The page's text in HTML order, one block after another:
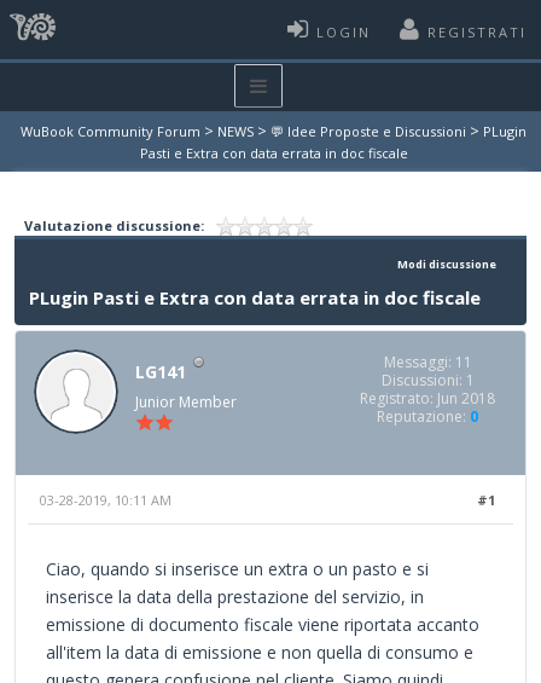
LOGIN REGISTRATI
WuBook Community Forum > NEWS > 💬 Idee Proposte e Discussioni > PLugin
Pasti e Extra con data errata in doc fiscale
Valutazione discussione:
Modi discussione
PLugin Pasti e Extra con data errata in doc fiscale
LG141
Junior Member
Messaggi: 11
Discussioni: 1
Registrato: Jun 2018
Reputazione: 0
#1
03-28-2019, 10:11 AM
Ciao, quando si inserisce un extra o un pasto e si
inserisce la data della prestazione del servizio, in
emissione di documento fiscale viene riportata accanto
all'item la data di emissione e non quella di consumo e